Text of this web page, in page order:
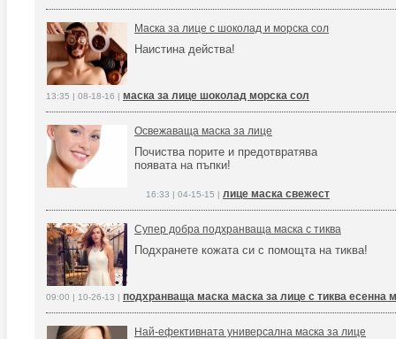
Маска за лице с шоколад и морска сол
Наистина действа!
13:35 | 08-18-16 | маска за лице шоколад морска сол
Освежаваща маска за лице
Почиства порите и предотвратява
появата на пъпки!
16:33 | 04-15-15 | лице маска свежест
Супер добра подхранваща маска с тиква
Подхранете кожата си с помощта на тиква!
09:00 | 10-26-13 | подхранваща маска маска за лице с тиква есенна
Най-ефективната универсална маска за лице